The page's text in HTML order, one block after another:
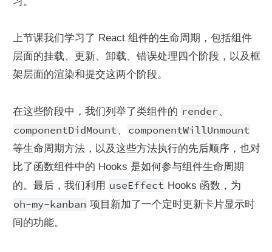
上节课我们学习了 React 组件的生命周期，包括组件
层面的挂载、更新、卸载、错误处理四个阶段，以及框
架层面的渲染和提交这两个阶段。
在这些阶段中，我们列举了类组件的 render 、
componentDidMount 、 componentWillUnmount
等生命周期方法，以及这些方法执行的先后顺序，也对
比了函数组件中的 Hooks 是如何参与组件生命周期
的。最后，我们利用 useEffect
oh-my-kanban 项目新加了一个定时更新卡片显示时
间的功能。